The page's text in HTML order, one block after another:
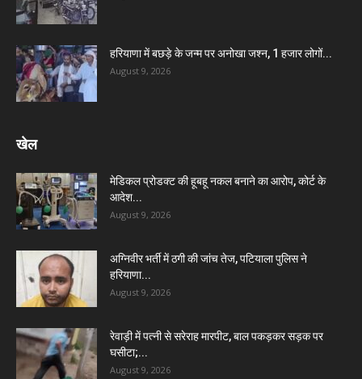
हरियाणा में बछड़े के जन्म पर अनोखा जश्न, 1 हजार लोगों...
August 9, 2026
खेल
मेडिकल प्रोडक्ट की हूबहू नकल बनाने का आरोप, कोर्ट के
आदेश...
August 9, 2026
अग्निवीर भर्ती में ठगी की जांच तेज, पटियाला पुलिस ने
हरियाणा...
August 9, 2026
रेवाड़ी में पत्नी से सरेराह मारपीट, बाल पकड़कर सड़क पर
घसीटा;...
August 9, 2026